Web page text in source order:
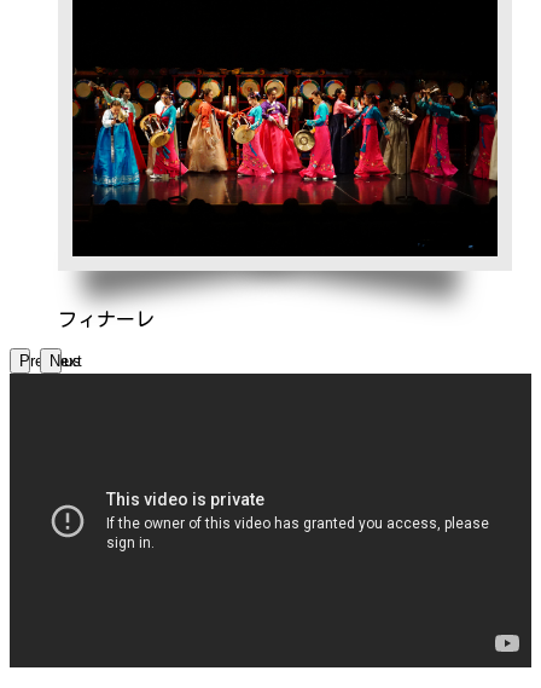
フィナーレ
Previous
Next